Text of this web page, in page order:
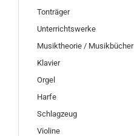
Tonträger
Unterrichtswerke
Musiktheorie / Musikbücher
Klavier
Orgel
Harfe
Schlagzeug
Violine